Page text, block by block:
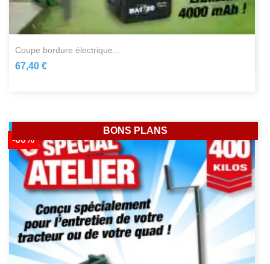
coupe bordure électrique...
67,40 €
-60%
BONS PLANS